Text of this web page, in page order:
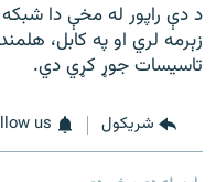
د دې راپور له مخې دا
زېرمه لري او په کابل،
تاسیسات جوړ کړي دي.
شريکول us